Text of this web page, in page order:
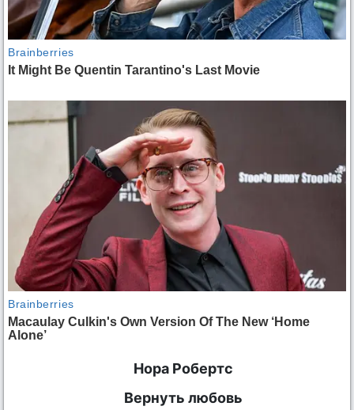
Нора Робертс
Вернуть любовь